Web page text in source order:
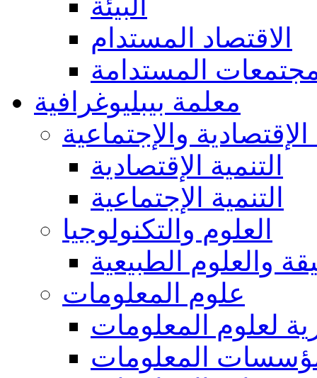
البيئة
الاقتصاد المستدام
المستدامة
معلمة بيبليوغرافية
الإقتصادية والإجتماعية
التنمية الإقتصادية
التنمية الإجتماعية
العلوم والتكنولوجيا
والعلوم الطبيعية
علوم المعلومات
لعلوم المعلومات
المعلومات